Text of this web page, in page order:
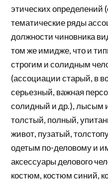
этических
тематические ряды
должности чиновника
том же имидже, что и
строгим и солидным
(ассоциации старый, в
серьезный, важная
солидный и др.), лысым
толстый, полный,
живот, пузатый,
одетым по-деловому и
аксессуары делового
костюм, костюм синий,